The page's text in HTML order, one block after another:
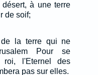
à une terre
de soif;
la terre qui ne
Pour se
roi, l'Eternel des
pas sur elles.